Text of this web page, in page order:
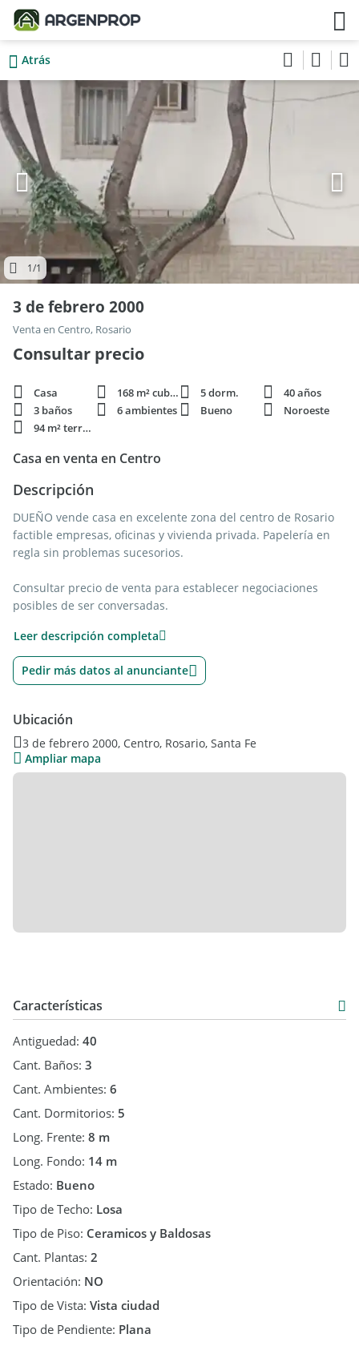
Atrás
1/1
3 de febrero 2000
Venta en Centro, Rosario
Consultar precio
Casa 168 m² cubie. 5 dorm.
40 años
3 baños
6 ambientes Bueno
Noroeste
94 m² terren.
Casa en venta en Centro
Descripción
DUEÑO vende casa en excelente zona del centro de Rosario
factible empresas, oficinas y vivienda privada. Papelería en
regla sin problemas sucesorios.
Consultar precio de venta para establecer negociaciones
posibles de ser conversadas.
Consultar más fotografías del interior, planos o informe
urbanístico para permisos construcción, aplica ordenanza
municipal y modificaciones para área central Rosario.
Consultar por visitas en persona.
INMOBILIARIAS: solo aceptamos que acerquen interesados y
negociaremos comisiones. NO trabajaremos en exclusividad
con ninguna.
Leer descripción completa
Pedir más datos al anunciante
Ubicación
3 de febrero 2000, Centro, Rosario, Santa Fe
Ampliar mapa
Características
Antiguedad: 40
Cant. Baños: 3
Cant. Ambientes: 6
Cant. Dormitorios: 5
Long. Frente: 8 m
Long. Fondo: 14 m
Estado: Bueno
Tipo de Techo: Losa
Tipo de Piso: Ceramicos y Baldosas
Cant. Plantas: 2
Orientación: NO
Tipo de Vista: Vista ciudad
Tipo de Pendiente: Plana